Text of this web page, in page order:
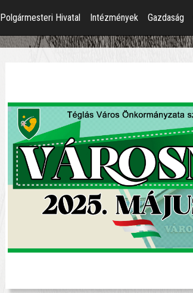
Polgármesteri Hivatal Intézmények Gazdaság